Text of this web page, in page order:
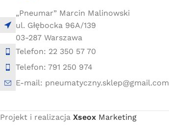
„Pneumar” Marcin Malinowski
ul. Głębocka 96A/139
03-287 Warszawa
Telefon: 22 350 57 70
Telefon: 791 250 974
E-mail: pneumatyczny.sklep@gmail.com
Projekt i realizacja Xseox Marketing